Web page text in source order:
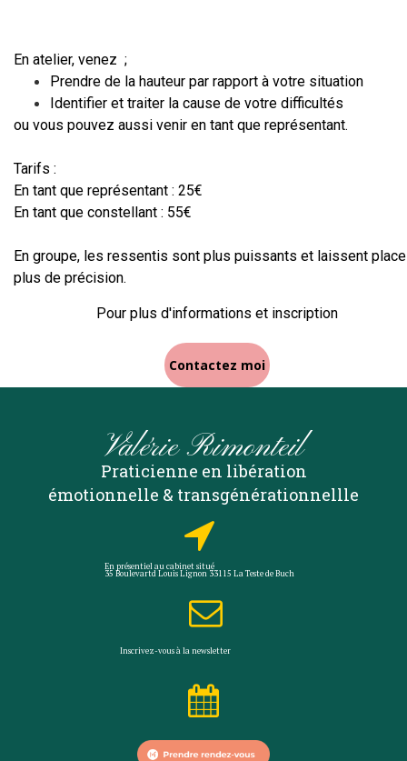
En atelier, venez ;
Prendre de la hauteur par rapport à votre situation
Identifier et traiter la cause de votre difficultés
ou vous pouvez aussi venir en tant que représentant.
Tarifs :
En tant que représentant : 25€
En tant que constellant : 55€
En groupe, les ressentis sont plus puissants et laissent
plus de précision.
Pour plus d'informations et inscription
Contactez moi
Valérie Rimonteil
Praticienne en libération
émotionnelle & transgénérationnellle

En présentiel au cabinet situé
35 Boulevartd Louis Lignon 33115 La Teste de Buch

Inscrivez-vous à lanewsletter
